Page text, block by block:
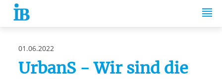
Springe zum Inhalt
01.06.2022
UrbanS - Wir sind die